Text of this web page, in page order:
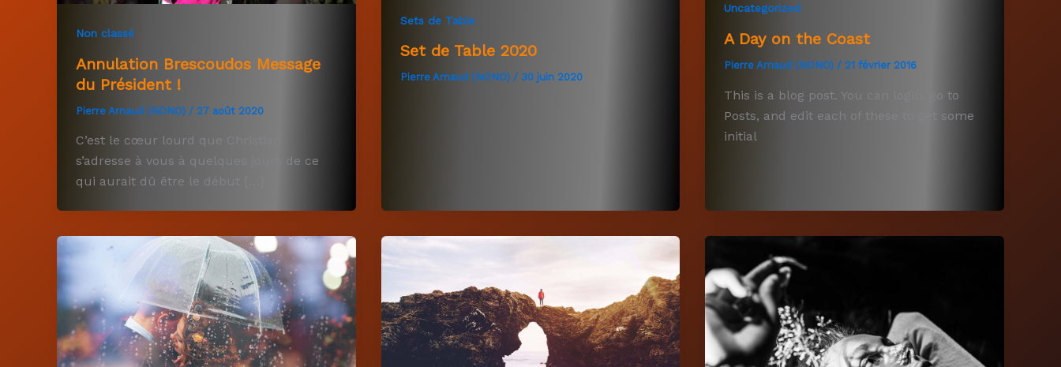
Non classé
Annulation Brescoudos Message
du Président !
Pierre Arnaud (NONO) / 27 août 2020
C’est le cœur lourd que Christian
s’adresse à vous à quelques jours de ce
qui aurait dû être le début […]
Sets de Table
Set de Table 2020
Pierre Arnaud (NONO) / 30 juin 2020
Uncategorized
A Day on the Coast
Pierre Arnaud (NONO) / 21 février 2016
This is a blog post. You can login, go to
Posts, and edit each of these to get some
initial